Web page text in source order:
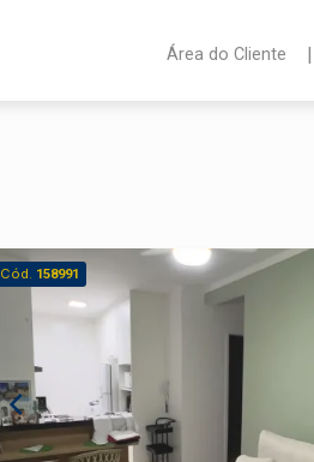
Área do Cliente |
Cód. 158991